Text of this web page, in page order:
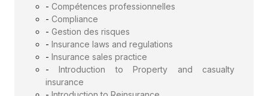
- Compétences professionnelles
- Compliance
- Gestion des risques
- Insurance laws and regulations
- Insurance sales practice
-Introduction to Property and casualty
insurance